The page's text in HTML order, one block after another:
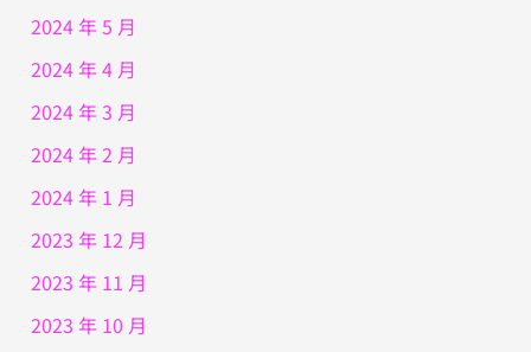
2024 年 5 月
2024 年 4 月
2024 年 3 月
2024 年 2 月
2024 年 1 月
2023 年 12 月
2023 年 11 月
2023 年 10 月